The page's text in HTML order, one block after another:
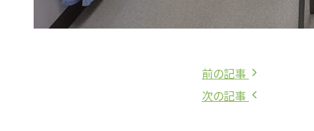
投
前の記事 前
の
次の記事 次